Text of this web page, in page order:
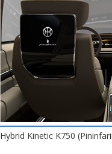
Hybrid Kinetic K750